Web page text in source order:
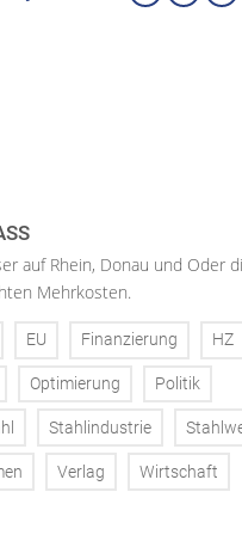
auf Rhein, Donau und Oder
Mehrkosten.
EU Finanzierung HZ
Optimierung Politik
Stahlindustrie
Verlag Wirtschaft